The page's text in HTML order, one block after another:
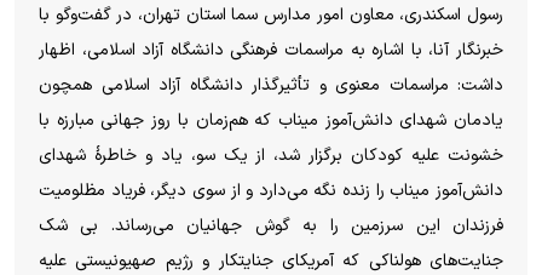
رسول اسکندری، معاون امور مدارس سما استان تهران، در گفت‌و‌گو با
خبرنگار آنا، با اشاره به مراسمات فرهنگی دانشگاه آزاد اسلامی، اظهار
داشت: مراسمات معنوی و تأثیرگذار دانشگاه آزاد اسلامی همچون
یادمان شهدای دانش‌آموز میناب که هم‌زمان با روز جهانی مبارزه با
خشونت علیه کودکان برگزار شد، از یک سو، یاد و خاطرهٔ شهدای
دانش‌آموز میناب را زنده نگه می‌دارد و از سوی دیگر، فریاد مظلومیت
فرزندان این سرزمین را به گوش جهانیان می‌رساند. بی شک
جنایت‌های هولناکی که آمریکای جنایتکار و رژیم صهیونیستی علیه